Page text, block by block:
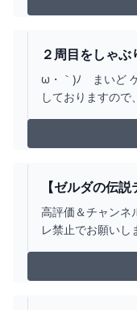
２周目をしゃ
ィアーズ オブ
を迎えに行く
ω・｀)ﾉ まいど
しておりますの
１周目は駆け足
ーズオブザキン
【ゼルダの伝
#15 ゆったりじ
全初見プレイ【
高評価＆チャンネ
レ禁止でお願いし
ーー☆推してくれ
と嬉しい！チャッ